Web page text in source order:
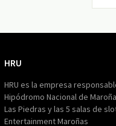
HRU
HRU es la empresa
Hipódromo Nacional de
Las Piedras y las 5 salas de
Entertainment Maroñas